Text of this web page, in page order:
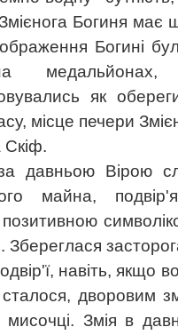
Богиня
Богині
медальйонах,
як
місце печери
Скіф.
давньою Вірою
майна,
Збереглася
навіть, якщо
дворовим
Змія в